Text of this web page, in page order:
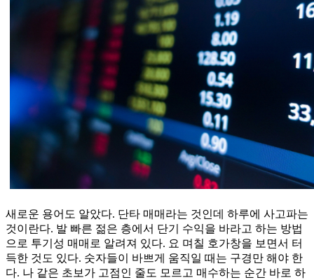
새로운 용어도 알았다. 단타 매매라는 것인데 하루에 사고파는
것이란다. 발 빠른 젊은 층에서 단기 수익을 바라고 하는 방법
으로 투기성 매매로 알려져 있다. 요 며칠 호가창을 보면서 터
득한 것도 있다. 숫자들이 바쁘게 움직일 때는 구경만 해야 한
다. 나 같은 초보가 고점인 줄도 모르고 매수하는 순간 바로 하